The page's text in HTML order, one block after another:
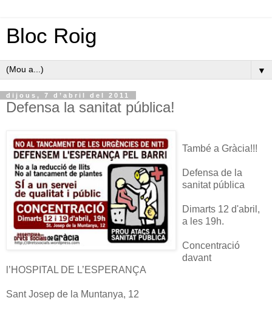
Bloc Roig
▼
dijous, 7 d’abril del 2011
Defensa la sanitat pública!
També a Gràcia!!!
Defensa de la
sanitat pública
Dimarts 12 d'abril,
a les 19h.
Concentració
davant
l’HOSPITAL DE L’ESPERANÇA
Sant Josep de la Muntanya, 12